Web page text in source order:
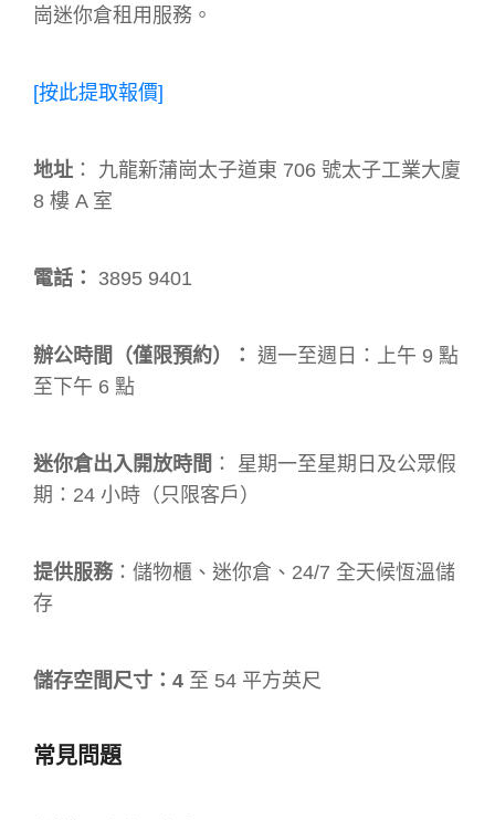
崗迷你倉租用服務。
[按此提取報價]
地址 ： 九龍新蒲崗太子道東 706 號太子工業大廈
8 樓 A 室
電話： 3895 9401
辦公時間（僅限預約）： 週一至週日：上午 9 點
至下午 6 點
迷你倉出入開放時間 ： 星期⼀⾄星期⽇及公眾假
期：24 小時（只限客⼾）
提供服務 ：儲物櫃、迷你倉、24/7 全天候恆溫儲
存
儲存空間尺寸：4 至 54 平方英尺
常見問題